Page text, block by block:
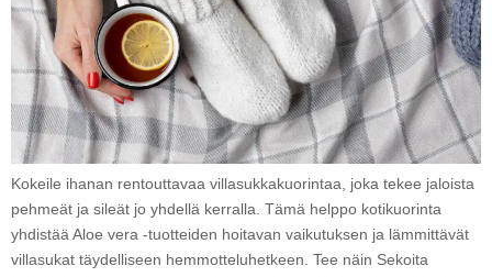
Kokeile ihanan rentouttavaa villasukkakuorintaa, joka tekee jaloista
pehmeät ja sileät jo yhdellä kerralla. Tämä helppo kotikuorinta
yhdistää Aloe vera -tuotteiden hoitavan vaikutuksen ja lämmittävät
villasukat täydelliseen hemmotteluhetkeen. Tee näin Sekoita